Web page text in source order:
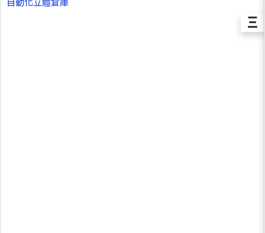
自動化立體倉庫
Ξ